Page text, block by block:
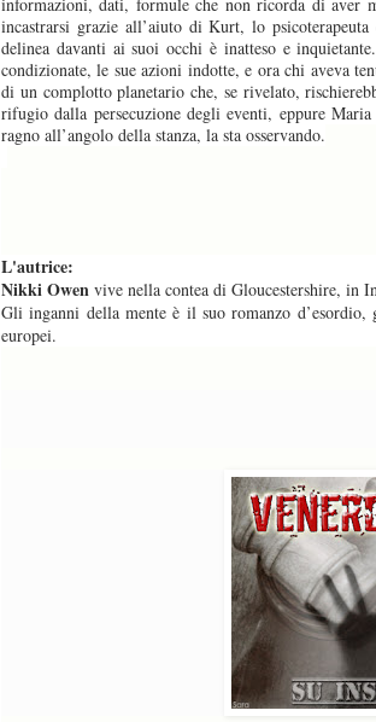
incastrarsi grazie all’aiuto di Kurt, lo
delinea davanti ai suoi occhi è inatteso e
condizionate, le sue azioni indotte, e ora chi aveva
di un complotto planetario che, se rivelato,
rifugio dalla persecuzione degli eventi, eppure
ragno all’angolo della stanza, la sta osservando.
L'autrice:
Nikki Owen vive nella contea di Gloucestershire, in
Gli inganni della mente è il suo romanzo
europei.